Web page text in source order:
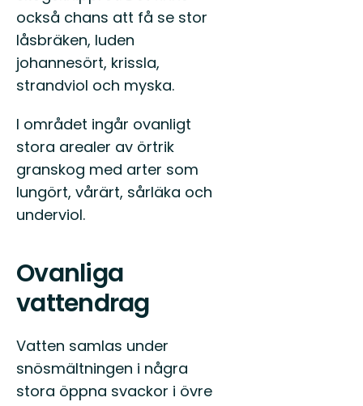
också chans att få se stor
låsbräken, luden
johannesört, krissla,
strandviol och myska.
I området ingår ovanligt
stora arealer av örtrik
granskog med arter som
lungört, vårärt, sårläka och
underviol.
Ovanliga
vattendrag
Vatten samlas under
snösmältningen i några
stora öppna svackor i övre